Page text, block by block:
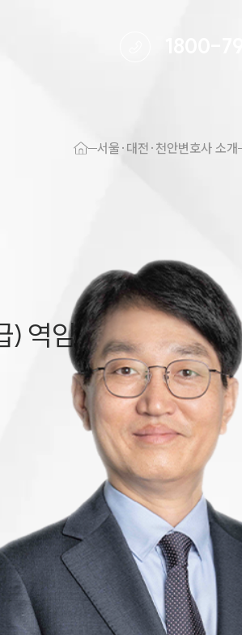
서울·대전·천안변호사
천안음주운전·교통사고변호사
천안변호사 업무분야
천안변호사 주요 업무사례
천안 분사무소 오시는 길
천안변호사상담 상담접수
1800-7905
서울·대전·천안변호사 소개
국회 기재위·예결위 수석전문위원(차관보급) 역임